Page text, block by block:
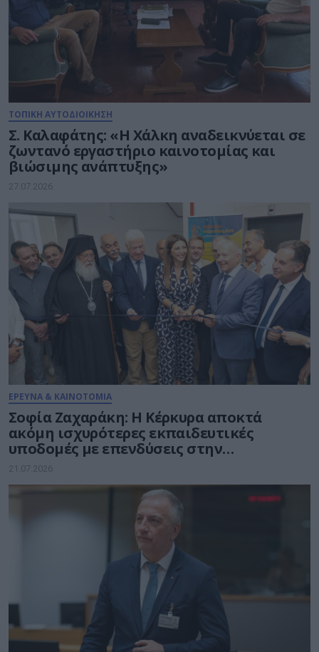
ΤΟΠΙΚΗ ΑΥΤΟΔΙΟΙΚΗΣΗ
Σ. Καλαφάτης: «H Χάλκη αναδεικνύεται σε
ζωντανό εργαστήριο καινοτομίας και
βιώσιμης ανάπτυξης»
27.07.2026
ΕΡΕΥΝΑ & ΚΑΙΝΟΤΟΜΙΑ
Σοφία Ζαχαράκη: Η Κέρκυρα αποκτά
ακόμη ισχυρότερες εκπαιδευτικές
υποδομές με επενδύσεις στην
καινοτομία, τη συμπερίληψη και το
δημόσιο σχολείο
21.07.2026